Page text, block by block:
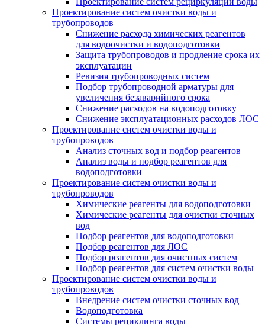
Проектирование систем очистки воды и
трубопроводов
Снижение расхода химических реагентов
для водоочистки и водоподготовки
Защита трубопроводов и продление срока их
эксплуатации
Ревизия трубопроводных систем
Подбор трубопроводной арматуры для
увеличения безаварийного срока
Снижение расходов на водоподготовку
Снижение эксплуатационных расходов ЛОС
Проектирование систем очистки воды и
трубопроводов
Анализ сточных вод и подбор реагентов
Анализ воды и подбор реагентов для
водоподготовки
Проектирование систем очистки воды и
трубопроводов
Химические реагенты для водоподготовки
Химические реагенты для очистки сточных
вод
Подбор реагентов для водоподготовки
Подбор реагентов для ЛОС
Подбор реагентов для очистных систем
Подбор реагентов для систем очистки воды
Проектирование систем очистки воды и
трубопроводов
Внедрение систем очистки сточных вод
Водоподготовка
Системы рециклинга воды